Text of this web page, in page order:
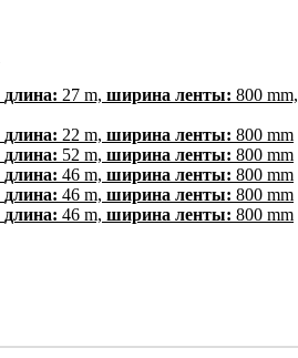
длина: 27 m, ширина ленты: 800 mm,
длина: 22 m, ширина ленты: 800 mm
длина: 52 m, ширина ленты: 800 mm
длина: 46 m, ширина ленты: 800 mm
длина: 46 m, ширина ленты: 800 mm
длина: 46 m, ширина ленты: 800 mm